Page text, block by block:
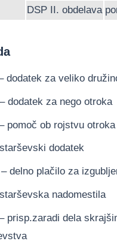
DSP II. obdelava
dodatek za veliko
dodatek za nego otroka
pomoč ob rojstvu otroka
dodatek
delno plačilo za
nadomestila
prisp.zaradi dela